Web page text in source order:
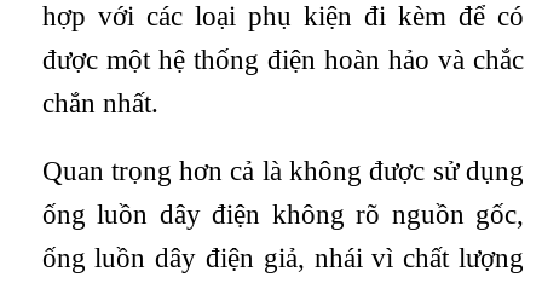
hợp với các loại phụ kiện đi kèm để có
được một hệ thống điện hoàn hảo và chắc
chắn nhất.
Quan trọng hơn cả là không được sử dụng
ống luồn dây điện không rõ nguồn gốc,
ống luồn dây điện giả, nhái vì chất lượng